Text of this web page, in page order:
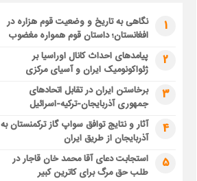
1
نگاهی به تاریخ و وضعیت قوم هزاره در
افغانستان؛ داستان قوم همواره مغضوب
2
پیامدهای احداث کانال اوراسیا بر
ژئواکونومیک ایران و آسیای مرکزی
3
برخاستن ایران در تقابل اتحادهای
جمهوری آذربایجان-ترکیه-اسرائیل
4
آثار و نتایج توافق سواپ گاز ترکمنستان به
آذربایجان از طریق ایران
5
استجابت دعای آقا محمد خان قاجار در
طلب حق مرگ برای کاترین کبیر